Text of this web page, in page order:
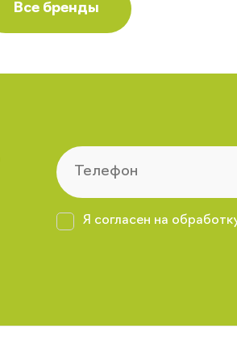
Все бренды
Я согласен на